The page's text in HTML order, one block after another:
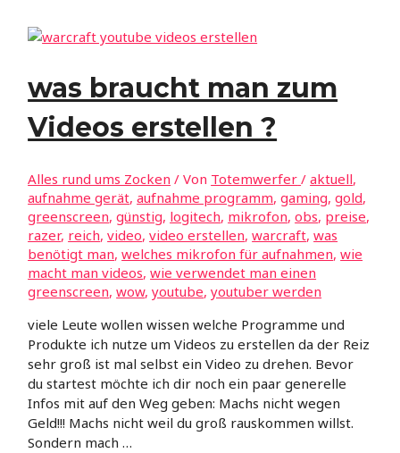
was braucht man zum
Videos erstellen ?
Alles rund ums Zocken / Von Totemwerfer /aktuell,
aufnahme gerät,aufnahme programm,gaming,gold,
greenscreen,günstig, logitech, mikrofon,obs, preise,
razer, reich,video,video erstellen,warcraft,was
benötigt man,welches mikrofon für aufnahmen,wie
macht man videos,wie verwendet man einen
greenscreen,wow,youtube,youtuber werden
viele Leute wollen wissen welche Programme und
Produkte ich nutze um Videos zu erstellen da der Reiz
sehr groß ist mal selbst ein Video zu drehen. Bevor
du startest möchte ich dir noch ein paar generelle
Infos mit auf den Weg geben: Machs nicht wegen
Geld!!! Machs nicht weil du groß rauskommen willst.
Sondern mach …